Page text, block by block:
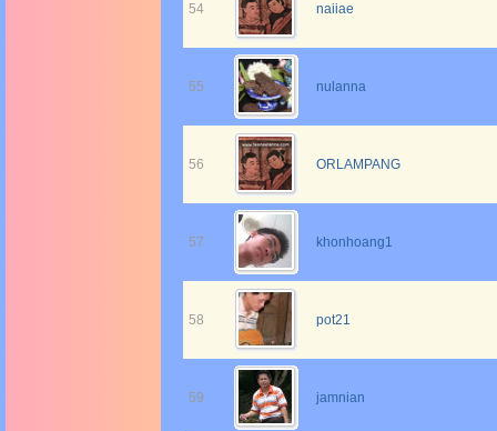
54 naiiae
55 nulanna
56 ORLAMPANG
57 khonhoang1
58 pot21
59 jamnian